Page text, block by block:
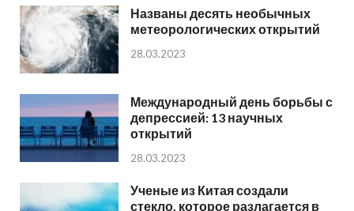
Названы десять необычных
метеорологических открытий
28.03.2023
Международный день борьбы с
депрессией: 13 научных
открытий
28.03.2023
Ученые из Китая создали
стекло, которое разлагается в